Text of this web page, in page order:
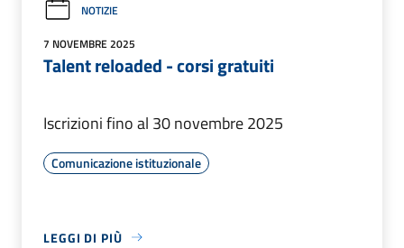
NOTIZIE
7 NOVEMBRE 2025
Talent reloaded - corsi gratuiti
Iscrizioni fino al 30 novembre 2025
Comunicazione istituzionale
LEGGI DI PIÙ